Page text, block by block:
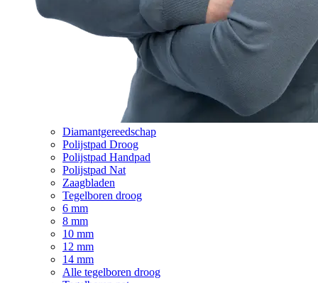
Diamantgereedschap
Polijstpad Droog
Polijstpad Handpad
Polijstpad Nat
Zaagbladen
Tegelboren droog
6 mm
8 mm
10 mm
12 mm
14 mm
Alle tegelboren droog